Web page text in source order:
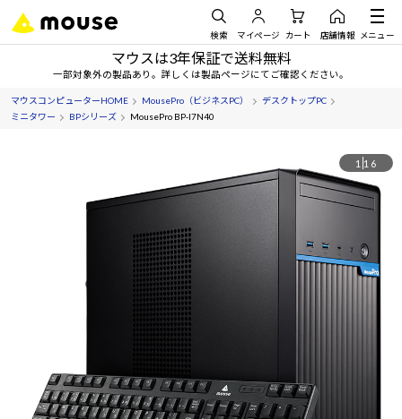
検索 マイページ カート 店舗情報 メニュー
マウスは3年保証で送料無料
一部対象外の製品あり。詳しくは製品ページにてご確認ください。
マウスコンピューターHOME MousePro（ビジネスPC）
デスクトップPC
ミニタワー
BPシリーズ MousePro BP-I7N40
1 16